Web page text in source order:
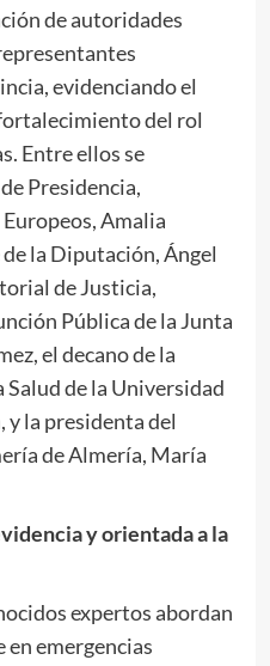
de autoridades
evidenciando el
del rol
Entre ellos se
Presidencia,
Amalia
la Diputación, Ángel
de Justicia,
Pública de la Junta
el decano de la
Salud de la Universidad
y la presidenta del
de Almería, María
y orientada a la
expertos abordan
en emergencias